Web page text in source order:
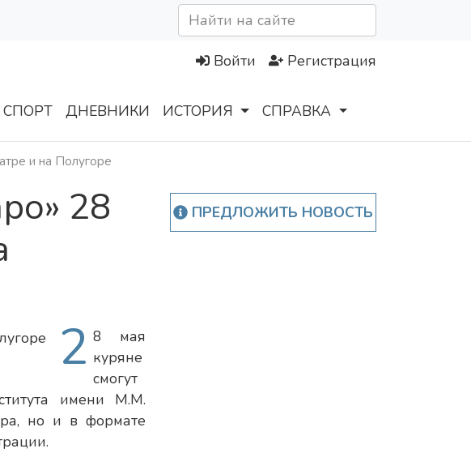
Войти Регистрация
СПОРТ ДНЕВНИКИ ИСТОРИЯ СПРАВКА
и на Полугоре
28
2 8 мая
куряне
смогут
имени М.М.
но и в формате
ПРЕДЛОЖИТЬ НОВОСТЬ